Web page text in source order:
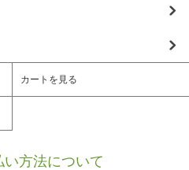
カートを見る
い方法について